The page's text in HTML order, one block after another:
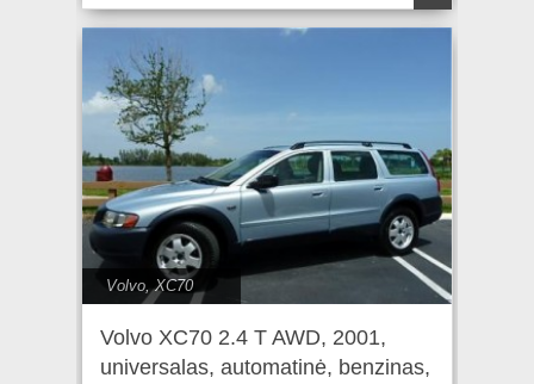
Volvo,XC70
Volvo XC70 2.4 T AWD, 2001,
universalas, automatinė, benzinas,